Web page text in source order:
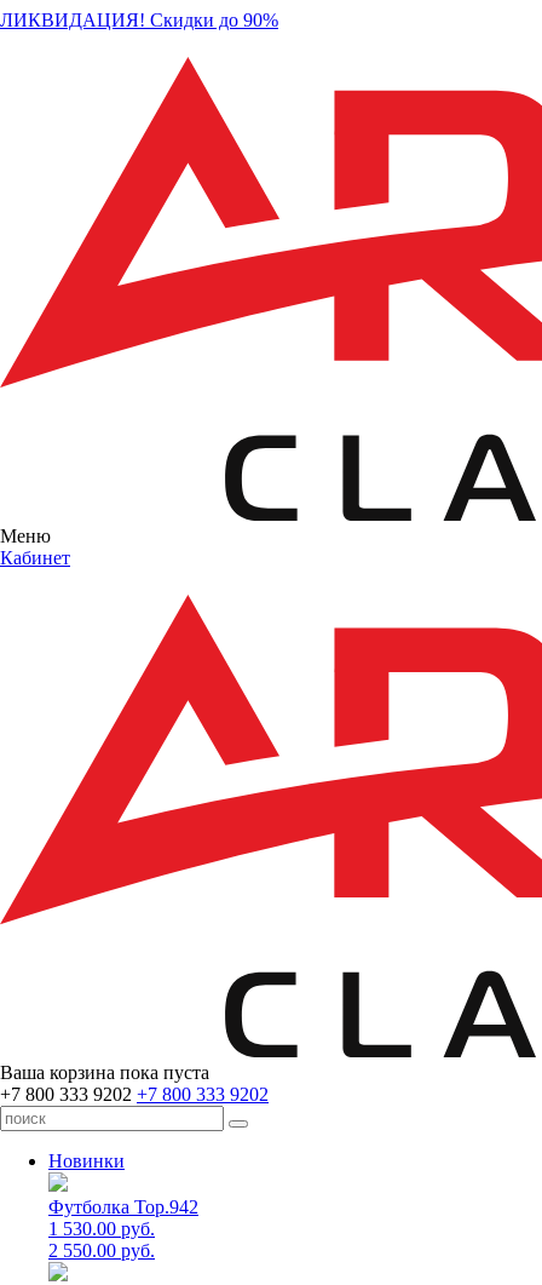
ЛИКВИДАЦИЯ! Скидки до 90%
Меню
Кабинет
Ваша корзина пока пуста
+7 800 333 9202 +7 800 333 9202
Новинки
Футболка Top.942
1 530.00 руб.
2 550.00 руб.